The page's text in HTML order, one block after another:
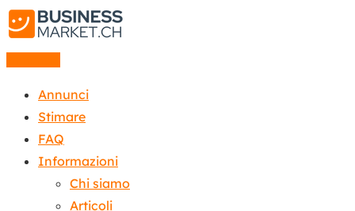
Annunci
Stimare
FAQ
Informazioni
Chi siamo
Articoli